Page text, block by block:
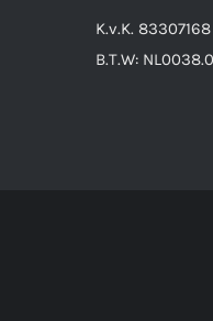
K.v.K. 83307168
B.T.W: